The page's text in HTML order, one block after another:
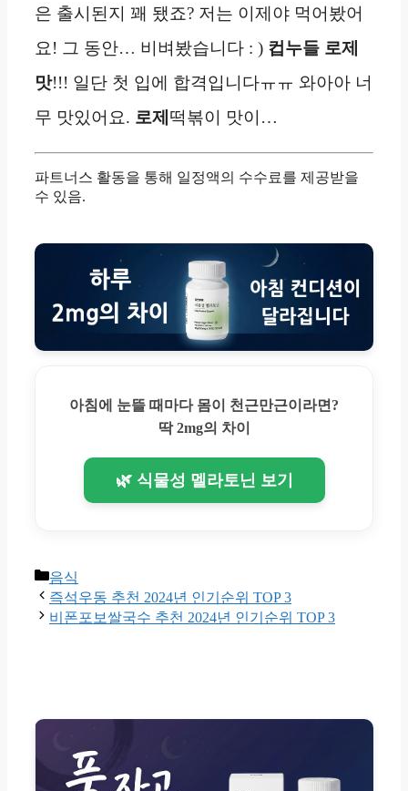
은 출시된지 꽤 됐죠? 저는 이제야 먹어봤어
요! 그 동안… 비벼봤습니다 : ) 컵누들 로제
맛!!! 일단 첫 입에 합격입니다ㅠㅠ 와아아 너
무 맛있어요. 로제 떡볶이 맛이…
파트너스 활동을 통해 일정액의 수수료를 제공받을
수 있음.
아침에 눈뜰 때마다 몸이 천근만근이라면?
딱 2mg의 차이
🌿 식물성 멜라토닌 보기
Categories
음식
즉석우동 추천 2024년 인기순위 TOP 3
비폰포보쌀국수 추천 2024년 인기순위 TOP 3